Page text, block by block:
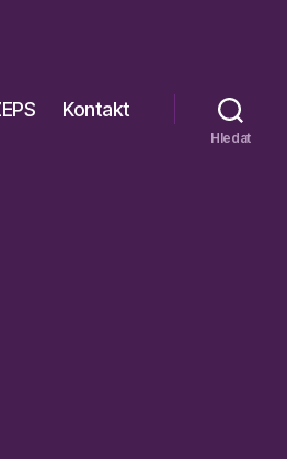
Kontakt
Hledat